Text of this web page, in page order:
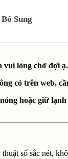
Sung
lòng chờ đợi
có trên web,
hoặc giữ lạnh
số sắc nét,